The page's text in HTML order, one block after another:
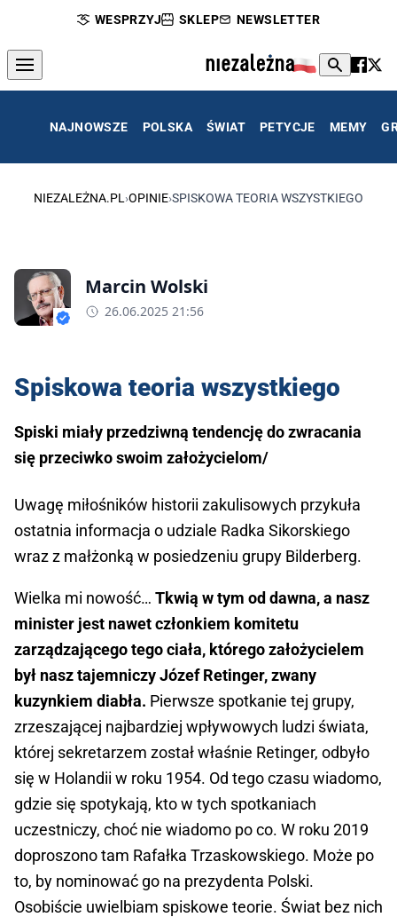
WESPRZYJ SKLEP NEWSLETTER
NAJNOWSZE POLSKA ŚWIAT PETYCJE MEMY
NIEZALEŻNA.PL ›OPINIE›SPISKOWA TEORIA WSZYSTKIEGO
Marcin Wolski
26.06.2025 21:56
Spiskowa teoria wszystkiego
Spiski miały przedziwną tendencję do zwracania
się przeciwko swoim założycielom/
Uwagę miłośników historii zakulisowych przykuła
ostatnia informacja o udziale Radka Sikorskiego
wraz z małżonką w posiedzeniu grupy Bilderberg.
Wielka mi nowość… Tkwią w tym od dawna, a nasz
minister jest nawet członkiem komitetu
zarządzającego tego ciała, którego założycielem
był nasz tajemniczy Józef Retinger, zwany
kuzynkiem diabła. Pierwsze spotkanie tej grupy,
zrzeszającej najbardziej wpływowych ludzi świata,
której sekretarzem został właśnie Retinger, odbyło
się w Holandii w roku 1954. Od tego czasu wiadomo,
gdzie się spotykają, kto w tych spotkaniach
uczestniczy, choć nie wiadomo po co. W roku 2019
doproszono tam Rafałka Trzaskowskiego. Może po
to, by nominować go na prezydenta Polski.
Osobiście uwielbiam spiskowe teorie. Świat bez nich